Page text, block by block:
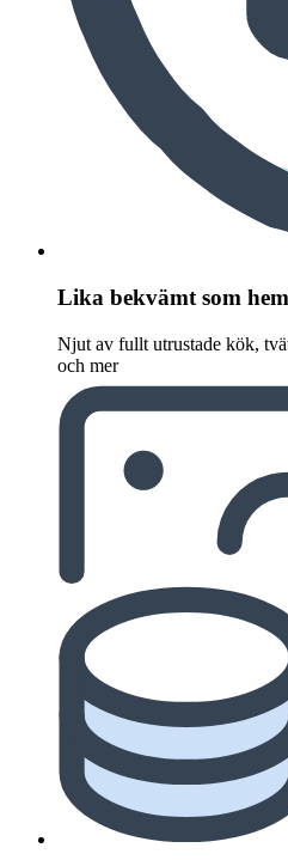
Lika bekvämt som
Njut av fullt utrustade kök,
och mer